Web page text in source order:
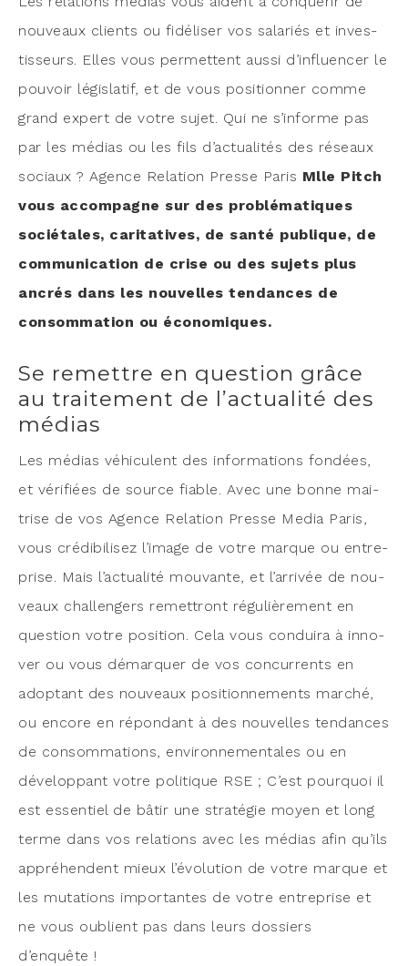
nou­veaux clients ou fidé­li­ser vos sala­riés et inves­
tis­seurs. Elles vous per­mettent aus­si d’influencer le
pou­voir légis­la­tif, et de vous posi­tion­ner comme
grand expert de votre sujet. Qui ne s’informe pas
par les médias ou les fils d’actualités des réseaux
sociaux ? Agence Rela­tion Presse Paris Mlle Pitch
vous accom­pagne sur des pro­blé­ma­tiques
socié­tales, cari­ta­tives, de san­té publique, de
com­mu­ni­ca­tion de crise ou des sujets plus
ancrés dans les nou­velles ten­dances de
consom­ma­tion ou économiques.
Se remettre en question grâce
au traitement de l’actualité des
médias
Les médias véhi­culent des infor­ma­tions fon­dées,
et véri­fiées de source fiable. Avec une bonne mai­
trise de vos Agence Rela­tion Presse Media Paris,
vous cré­di­bi­li­sez l’image de votre marque ou entre­
prise. Mais l’actualité mou­vante, et l’arrivée de nou­
veaux chal­len­gers remet­tront régu­liè­re­ment en
ques­tion votre posi­tion. Cela vous condui­ra à inno­
ver ou vous démar­quer de vos concur­rents en
adop­tant des nou­veaux posi­tion­ne­ments mar­ché,
ou encore en répon­dant à des nou­velles ten­dances
de consom­ma­tions, envi­ron­ne­men­tales ou en
déve­lop­pant votre poli­tique RSE ; C’est pour­quoi il
est essen­tiel de bâtir une stra­té­gie moyen et long
terme dans vos rela­tions avec les médias afin qu’ils
appré­hendent mieux l’évolution de votre marque et
les muta­tions impor­tantes de votre entre­prise et
ne vous oublient pas dans leurs dos­siers
d’enquête !